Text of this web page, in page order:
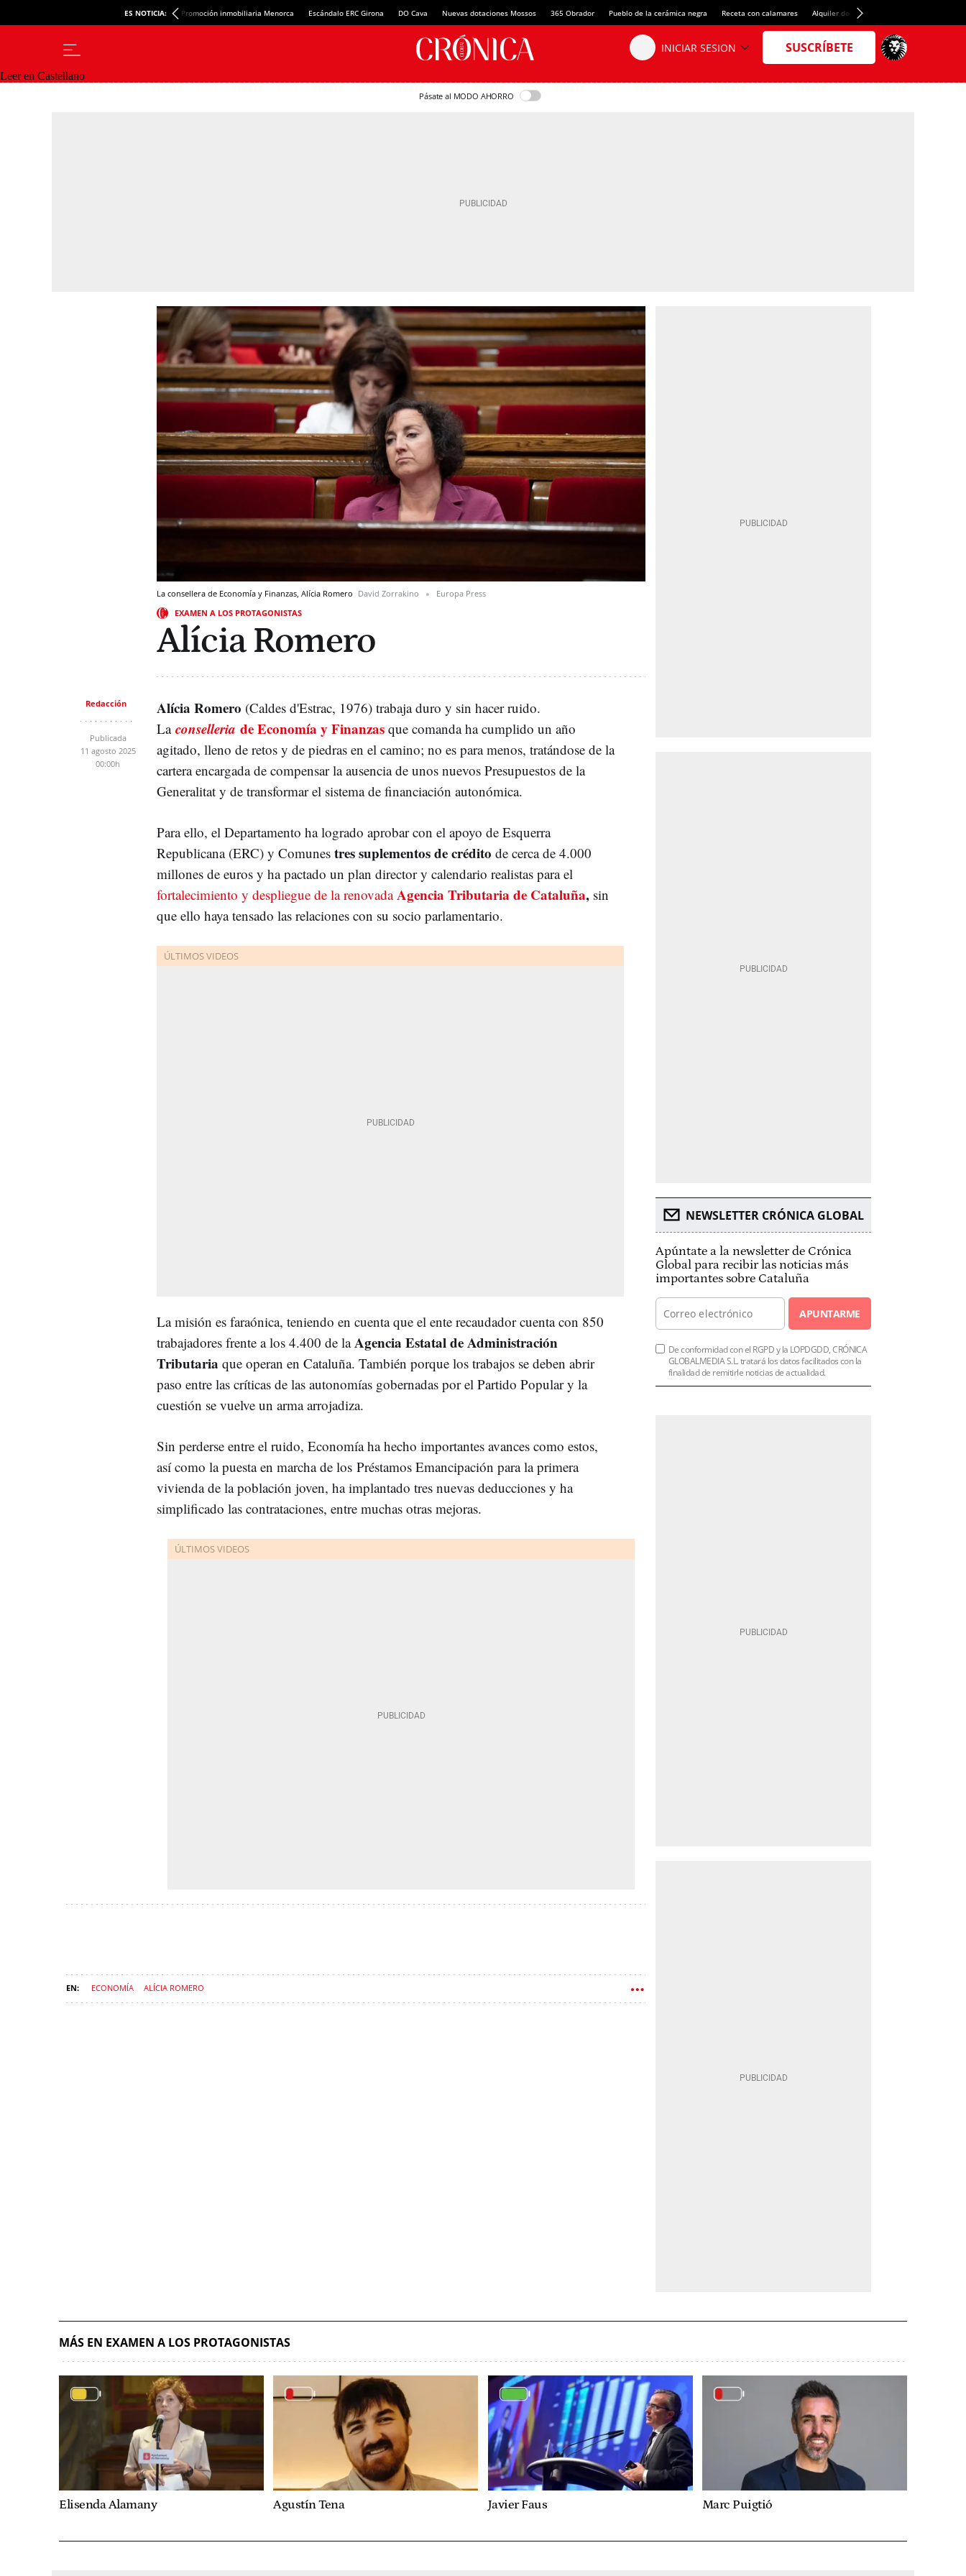
ES NOTICIA: Promoción inmobiliaria Menorca Escándalo ERC Girona DO Cava Nuevas dotaciones Mossos 365 Obrador Pueblo de la cerámica negra Receta con calamares Alquiler de habitaciones en España
Leer en Castellano
Pásate al MODO AHORRO
La consellera de Economía y Finanzas, Alícia Romero David Zorrakino
Europa Press
EXAMEN A LOS PROTAGONISTAS
Alícia Romero
Redacción
Publicada
11 agosto 2025
00:00h
Alícia Romero (Caldes d'Estrac, 1976) trabaja duro y sin hacer ruido.
La conselleria de Economía y Finanzas que comanda ha cumplido un año
agitado, lleno de retos y de piedras en el camino; no es para menos, tratándose de la
cartera encargada de compensar la ausencia de unos nuevos Presupuestos de la
Generalitat y de transformar el sistema de financiación autonómica.
Para ello, el Departamento ha logrado aprobar con el apoyo de Esquerra
Republicana (ERC) y Comunes tres suplementos de crédito de cerca de 4.000
millones de euros y ha pactado un plan director y calendario realistas para el
fortalecimiento y despliegue de la renovadaAgencia Tributaria de Cataluña, sin
que ello haya tensado las relaciones con su socio parlamentario.
La misión es faraónica, teniendo en cuenta que el ente recaudador cuenta con 850
trabajadores frente a los 4.400 de laAgencia Estatal de Administración
Tributaria que operan en Cataluña. También porque los trabajos se deben abrir
paso entre las críticas de las autonomías gobernadas por el Partido Popular y la
cuestión se vuelve un arma arrojadiza.
Sin perderse entre el ruido, Economía ha hecho importantes avances como estos,
así como la puesta en marcha de los Préstamos Emancipación para la primera
vivienda de la población joven, ha implantado tres nuevas deducciones y ha
simplificado las contrataciones, entre muchas otras mejoras.
ECONOMÍA ALÍCIA ROMERO
NEWSLETTER CRÓNICA GLOBAL
Apúntate a la newsletter de Crónica
Global para recibir las noticias más
importantes sobre Cataluña
APUNTARME
De conformidad con el RGPD y la LOPDGDD, CRÓNICA
GLOBALMEDIA S.L. tratará los datos facilitados con la
finalidad de remitirle noticias de actualidad.
MÁS EN EXAMEN A LOS PROTAGONISTAS
Elisenda Alamany Agustín Tena Javier Faus Marc Puigtió